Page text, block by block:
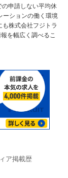
申請しない平均休
ーションの働く環境
株式会社フジトラ
を幅広く調べるこ
ア掲載歴